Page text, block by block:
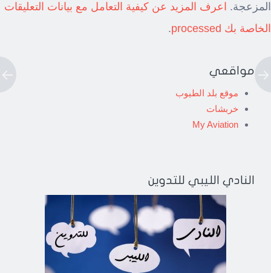
المزعجة.
اعرف المزيد عن كيفية التعامل مع بيانات التعليقات
الخاصة بك processed
.
مواقعي
موقع بلد الطيوب
خربشات
My Aviation
النادي الليبي للتدوين